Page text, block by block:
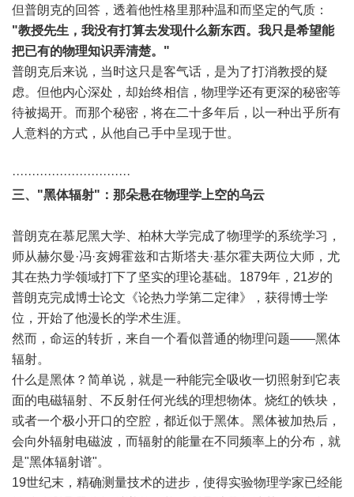
但普朗克的回答，透着他性格里那种温和而坚定的气质：
"教授先生，我没有打算去发现什么新东西。我只是希望能
把已有的物理知识弄清楚。"
普朗克后来说，当时这只是客气话，是为了打消教授的疑
虑。但他内心深处，却始终相信，物理学还有更深的秘密等
待被揭开。而那个秘密，将在二十多年后，以一种出乎所有
人意料的方式，从他自己手中呈现于世。
······························
三、"黑体辐射"：那朵悬在物理学上空的乌云
普朗克在慕尼黑大学、柏林大学完成了物理学的系统学习，
师从赫尔曼·冯·亥姆霍兹和古斯塔夫·基尔霍夫两位大师，尤
其在热力学领域打下了坚实的理论基础。1879年，21岁的
普朗克完成博士论文《论热力学第二定律》，获得博士学
位，开始了他漫长的学术生涯。
然而，命运的转折，来自一个看似普通的物理问题——黑体
辐射。
什么是黑体？简单说，就是一种能完全吸收一切照射到它表
面的电磁辐射、不反射任何光线的理想物体。烧红的铁块，
或者一个极小开口的空腔，都近似于黑体。黑体被加热后，
会向外辐射电磁波，而辐射的能量在不同频率上的分布，就
是"黑体辐射谱"。
19世纪末，精确测量技术的进步，使得实验物理学家已经能